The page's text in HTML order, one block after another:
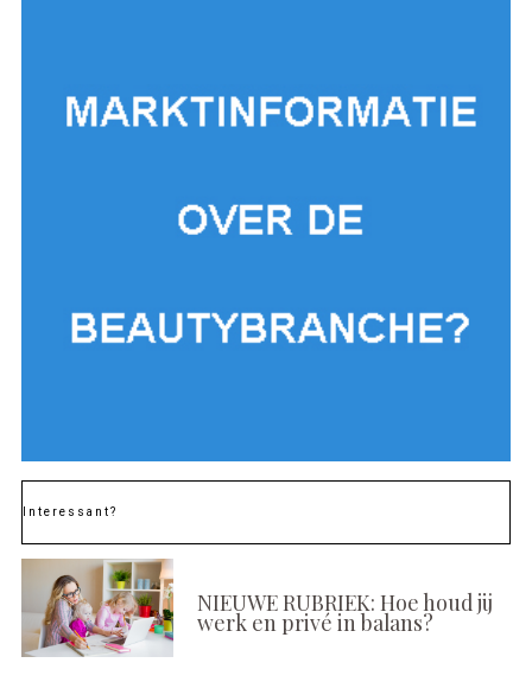
Interessant?
NIEUWE RUBRIEK: Hoe houd jij
werk en privé in balans?